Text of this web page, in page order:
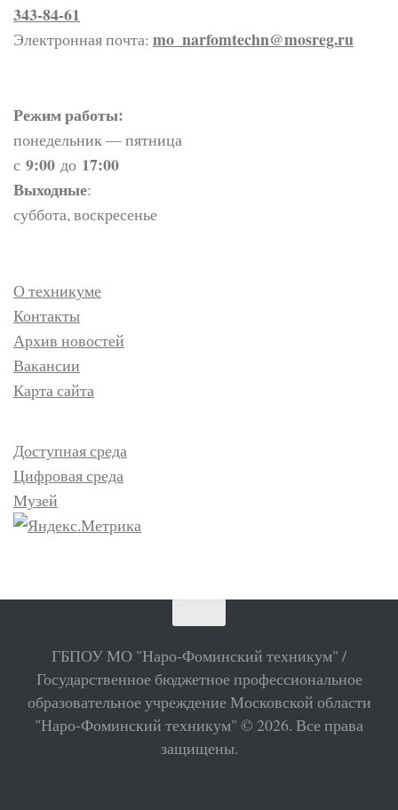
343-84-61
Электронная почта: mo_narfomtechn@mosreg.ru
Режим работы:
понедельник — пятница
с 9:00 до 17:00
Выходные:
суббота, воскресенье
О техникуме
Контакты
Архив новостей
Вакансии
Карта сайта
Доступная среда
Цифровая среда
Музей
ГБПОУ МО "Наро-Фоминский техникум" /
Государственное бюджетное профессиональное
образовательное учреждение Московской области
"Наро-Фоминский техникум" © 2026. Все права
защищены.